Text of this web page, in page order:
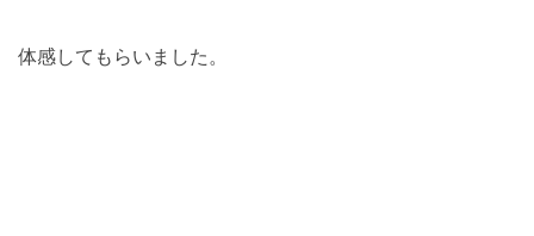
体感してもらいました。